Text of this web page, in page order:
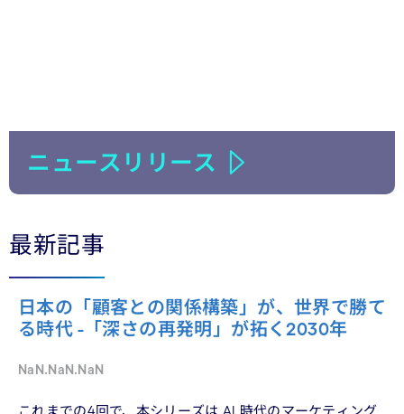
ニュースリリース
最新記事
日本の「顧客との関係構築」が、世界で勝て
る時代 -「深さの再発明」が拓く2030年
NaN.NaN.NaN